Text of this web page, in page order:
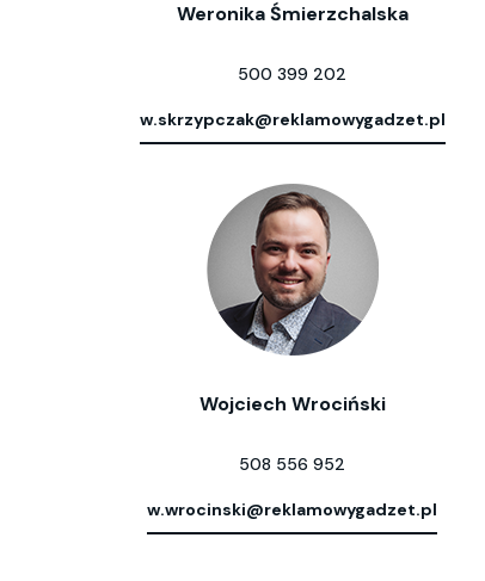
Weronika Śmierzchalska
500 399 202
w.skrzypczak@reklamowygadzet.pl
Wojciech Wrociński
508 556 952
w.wrocinski@reklamowygadzet.pl